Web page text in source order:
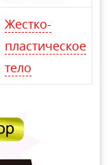
Жестко-
пластическое
тело